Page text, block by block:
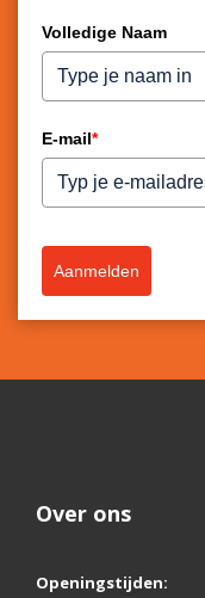
Volledige Naam
E-mail*
Aanmelden
Over ons
Openingstijden: